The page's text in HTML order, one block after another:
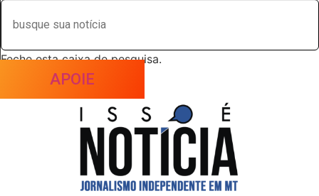
Feche esta caixa de pesquisa.
APOIE